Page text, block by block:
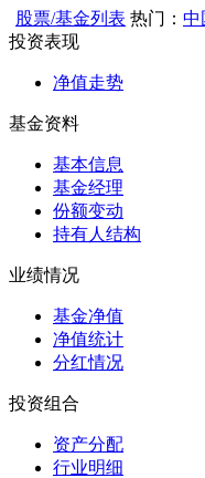
股票/基金列表 热门： 中
投资表现
净值走势
基金资料
基本信息
基金经理
份额变动
持有人结构
业绩情况
基金净值
净值统计
分红情况
投资组合
资产分配
行业明细